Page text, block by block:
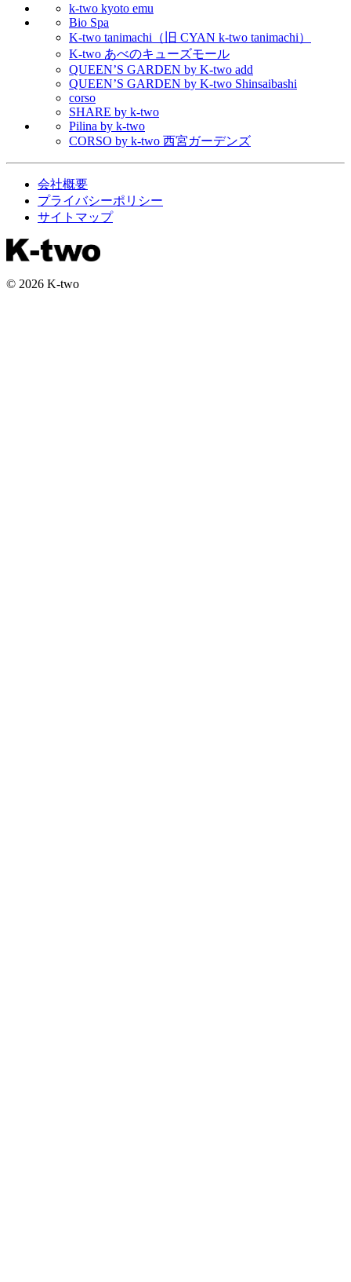
k-two kyoto emu
Bio Spa
K-two tanimachi（旧 CYAN k-two tanimachi）
K-two あべのキューズモール
QUEEN’S GARDEN by K-two add
QUEEN’S GARDEN by K-two Shinsaibashi
corso
SHARE by k-two
Pilina by k-two
CORSO by k-two 西宮ガーデンズ
会社概要
プライバシーポリシー
サイトマップ
© 2026 K-two